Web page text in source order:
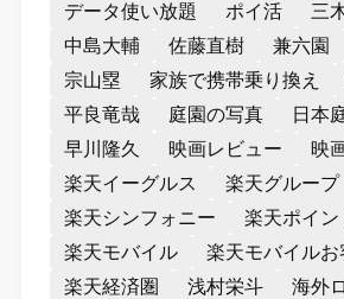
データ使い放題
ポイ活
三
中島大輔
佐藤直樹 兼六園
宗山塁
家族で携帯乗り換え
平良竜哉
庭園の写真
日本
早川隆久
映画レビュー
映
楽天イーグルス
楽天グループ
楽天シンフォニー
楽天ポイン
楽天モバイル
楽天モバイルお
楽天経済圏
浅村栄斗
海外